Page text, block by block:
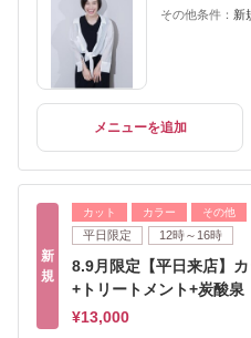
その他条件： 新
メニューを追加
新
規
カット カラー その他
平日限定 12時～16時
8.9月限定【平日来店】
+トリートメント+炭酸泉
¥13,000